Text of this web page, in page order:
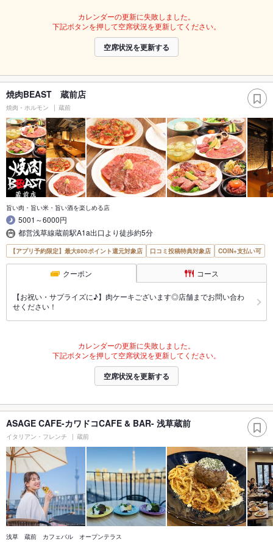
カレンダーの更新に失敗しました。
下記ボタンを押して空席状況を更新してください。
空席状況を更新する
焼肉BEAST 蔵前店
焼肉・ホルモン 蔵前
旨い肉・旨い米・旨い酒を楽しめる店
5001～6000円
都営浅草線蔵前駅A1a出口より徒歩約5分
【アプリ予約限定】最大800ポイント還元対象店 口コミ投稿特典対象店 COIN+支払い可
クーポン コース
【お祝い・サプライズに♪】肉ケーキございます◎店舗までお問い合わ
せください！
カレンダーの更新に失敗しました。
下記ボタンを押して空席状況を更新してください。
空席状況を更新する
ASAGE CAFE-カワドコCAFE & BAR- 浅草蔵前
イタリアン・フレンチ 蔵前
浅草 蔵前 カフェバル オープンテラス